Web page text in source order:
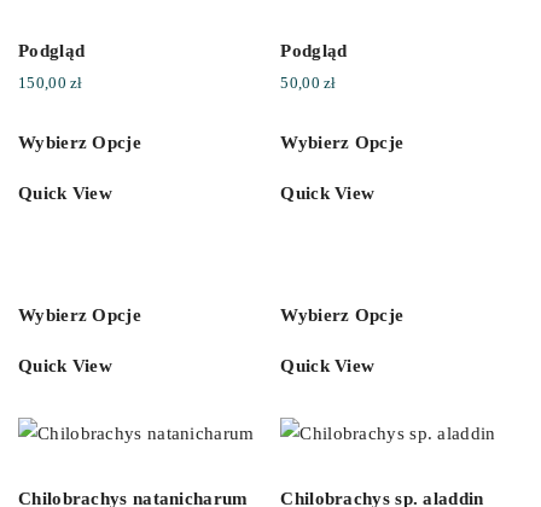
Podgląd
150,00zł
Wybierz Opcje
Quick View
Podgląd
50,00zł
Wybierz Opcje
Quick View
Wybierz Opcje
Quick View
Chilobrachys natanicharum
Wybierz Opcje
Quick View
Chilobrachys sp. aladdin